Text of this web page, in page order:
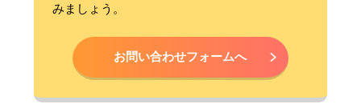
みましょう。
お問い合わせフォームへ